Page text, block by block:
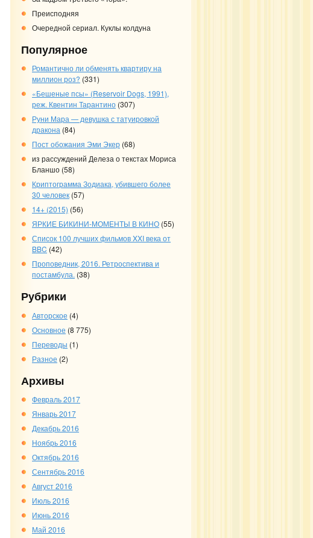
Преисподняя
Очередной сериал. Куклы колдуна
Популярное
Романтично ли обменять квартиру на
миллион роз? (331)
«Бешеные псы» (Reservoir Dogs, 1991),
реж. Квентин Тарантино (307)
Руни Мара — девушка с татуировкой
дракона (84)
Пост обожания Эми Экер (68)
из рассуждений Делеза о текстах Мориса
Бланшо (58)
Криптограмма Зодиака, убившего более
30 человек (57)
14+ (2015) (56)
ЯРКИЕ БИКИНИ-МОМЕНТЫ В КИНО (55)
Список 100 лучших фильмов XXI века от
BBC (42)
Проповедник, 2016. Ретроспектива и
постамбула. (38)
Рубрики
Авторское (4)
Основное (8 775)
Переводы (1)
Разное (2)
Архивы
Февраль 2017
Январь 2017
Декабрь 2016
Ноябрь 2016
Октябрь 2016
Сентябрь 2016
Август 2016
Июль 2016
Июнь 2016
Май 2016